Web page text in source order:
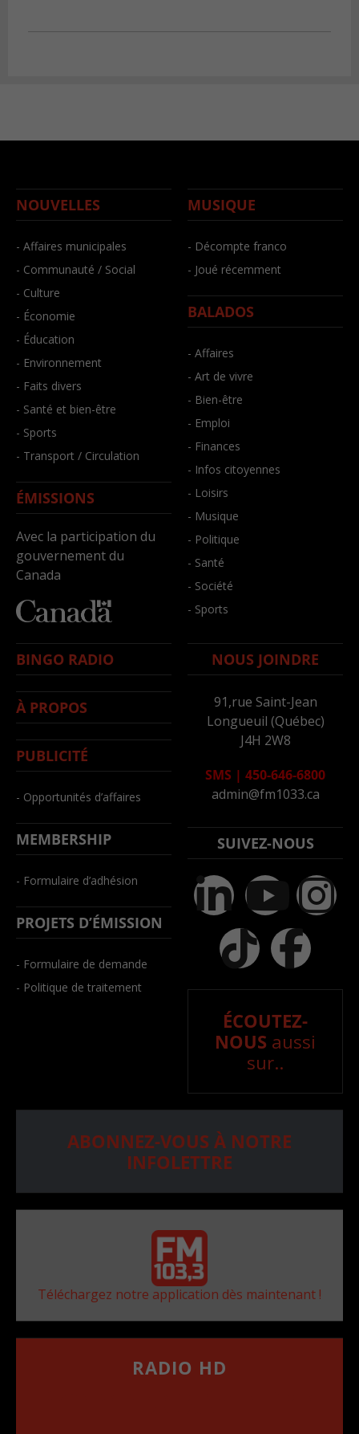
NOUVELLES
- Affaires municipales
- Communauté / Social
- Culture
- Économie
- Éducation
- Environnement
- Faits divers
- Santé et bien-être
- Sports
- Transport / Circulation
ÉMISSIONS
Avec la participation du
gouvernement du
Canada
MUSIQUE
- Décompte franco
- Joué récemment
BALADOS
- Affaires
- Art de vivre
- Bien-être
- Emploi
- Finances
- Infos citoyennes
- Loisirs
- Musique
- Politique
- Santé
- Société
- Sports
BINGO RADIO
À PROPOS
PUBLICITÉ
- Opportunités d’affaires
MEMBERSHIP
- Formulaire d’adhésion
PROJETS D’ÉMISSION
- Formulaire de demande
- Politique de traitement
NOUS JOINDRE
91,rue Saint-Jean
Longueuil (Québec)
J4H 2W8
SMS | 450-646-6800
admin@fm1033.ca
SUIVEZ-NOUS
ÉCOUTEZ-
NOUS aussi
sur..
ABONNEZ-VOUS À NOTRE
INFOLETTRE
Téléchargez notre application dès maintenant !
RADIO HD